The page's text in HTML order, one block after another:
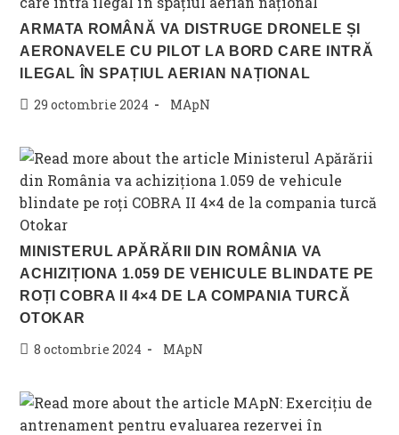
ARMATA ROMÂNĂ VA DISTRUGE DRONELE ȘI
AERONAVELE CU PILOT LA BORD CARE INTRĂ
ILEGAL ÎN SPAȚIUL AERIAN NAȚIONAL
Post29 octombrie 2024
Post
MApN
MINISTERUL APĂRĂRII DIN ROMÂNIA VA
ACHIZIȚIONA 1.059 DE VEHICULE BLINDATE PE
ROȚI COBRA II 4×4 DE LA COMPANIA TURCĂ
OTOKAR
Post8 octombrie 2024
Post
MApN